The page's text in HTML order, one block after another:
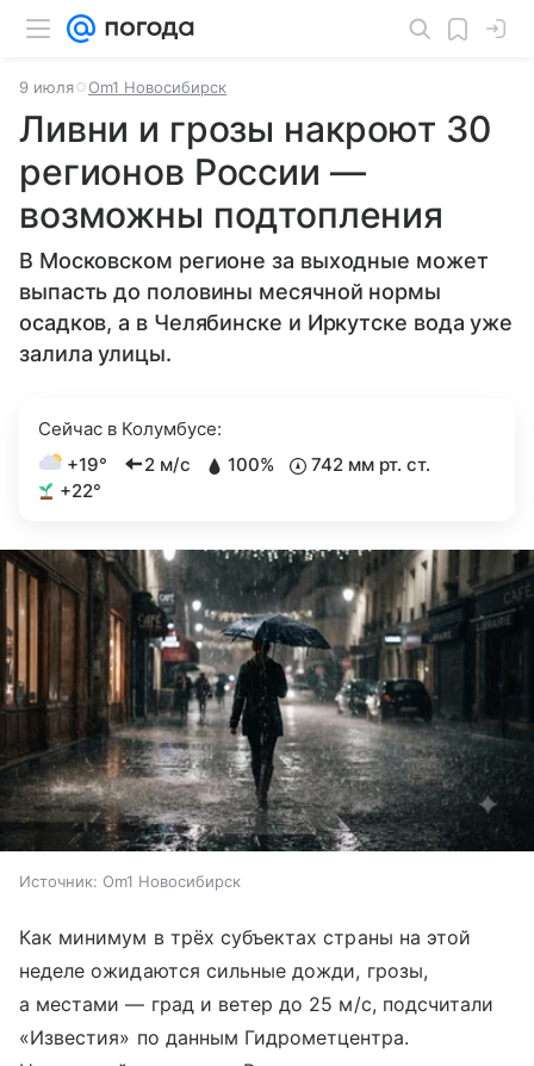
9 июля Om1 Новосибирск
Ливни и грозы накроют 30
регионов России —
возможны подтопления
В Московском регионе за выходные может
выпасть до половины месячной нормы
осадков, а в Челябинске и Иркутске вода уже
залила улицы.
Сейчас в Колумбусе:
+19°
2 м/с 100%
742 мм рт. ст.
+22°
Источник: Om1 Новосибирск
Как минимум в трёх субъектах страны на этой
неделе ожидаются сильные дожди, грозы,
а местами — град и ветер до 25 м/с, подсчитали
«Известия» по данным Гидрометцентра.